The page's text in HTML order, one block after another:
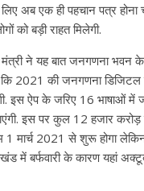
अब एक ही पहचान पत्र होना
को बड़ी राहत मिलेगी.
ने यह बात जनगणना भवन के
कि 2021 की जनगणना डिजिटल
इस ऐप के जरिए 16 भाषाओं
इस पर कुल 12 हजार
मार्च 2021 से शुरू होगा
में बर्फवारी के कारण यहां